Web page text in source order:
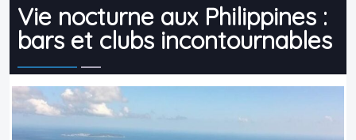
Vie nocturne aux Philippines :
bars et clubs incontournables